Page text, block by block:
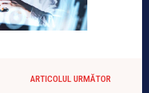
ARTICOLUL URMĂTOR